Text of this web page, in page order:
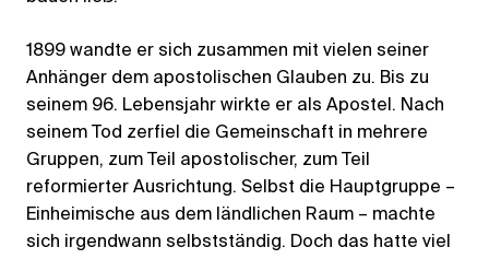
1899 wandte er sich zusammen mit vielen seiner
Anhänger dem apostolischen Glauben zu. Bis zu
seinem 96. Lebensjahr wirkte er als Apostel. Nach
seinem Tod zerfiel die Gemeinschaft in mehrere
Gruppen, zum Teil apostolischer, zum Teil
reformierter Ausrichtung. Selbst die Hauptgruppe –
Einheimische aus dem ländlichen Raum – machte
sich irgendwann selbstständig. Doch das hatte viel